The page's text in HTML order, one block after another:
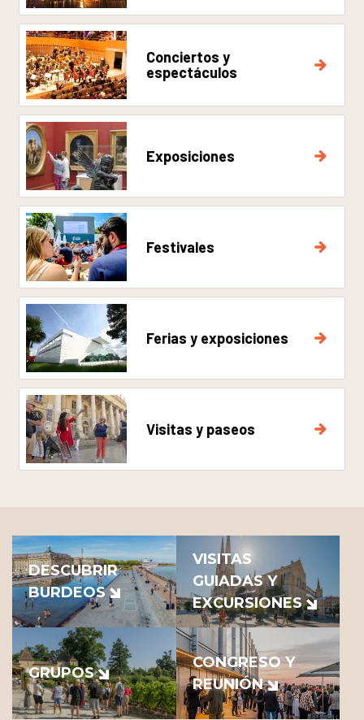
Conciertos y
espectáculos
Exposiciones
Festivales
Ferias y exposiciones
Visitas y paseos
DESCUBRIR
BURDEOS
VISITAS
GUIADAS Y
EXCURSIONES
GRUPOS
CONGRESO Y
REUNIÓN